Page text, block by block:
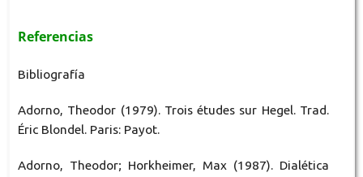
Referencias
Bibliografía
Adorno, Theodor (1979). Trois études sur Hegel. Trad.
Éric Blondel. Paris: Payot.
Adorno, Theodor; Horkheimer, Max (1987). Dialética